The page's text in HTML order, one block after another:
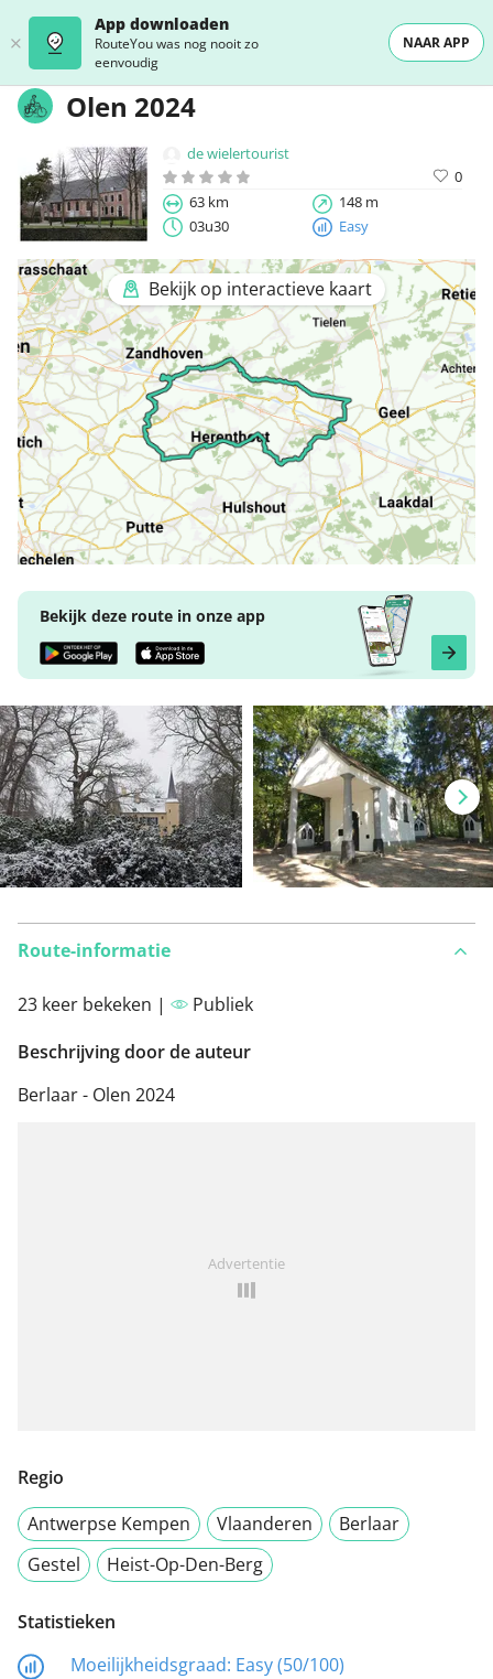
App downloaden
RouteYou was nog nooit zo
eenvoudig
NAAR APP
Olen 2024
de wielertourist
0
63 km
148 m
03u30
Easy
Bekijk op interactieve kaart
Bekijk deze route in onze app
Route-informatie
23 keer bekeken |
Publiek
Beschrijving door de auteur
Berlaar - Olen 2024
Advertentie
Regio
Antwerpse Kempen
Vlaanderen
Berlaar
Gestel
Heist-Op-Den-Berg
Statistieken
Moeilijkheidsgraad: Easy (50/100)